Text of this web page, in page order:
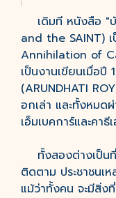
เดิมที หนังสือ "
and the SAINT)
Annihilation of
เป็นงานเขียนเมื่อ
(ARUNDHATI
อกเล่า และทั้งหมด
เอ็มเบคการ์และคาธี
ทั้งสองต่างเป็นที่
ติดตาม ประชาชนเ
แม้ว่าทั้งคน จะมีสิ่ง